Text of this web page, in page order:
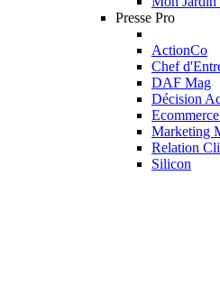
Presse Pro
ActionCo
Chef
DAF Mag
Décision
Marketing
Relation
Silicon